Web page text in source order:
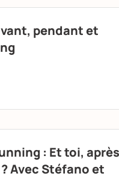
pendant et
: Et toi, après
Avec Stéfano et